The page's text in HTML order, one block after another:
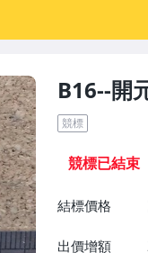
B16--開
競標
競標已結束
結標價格
出價增額